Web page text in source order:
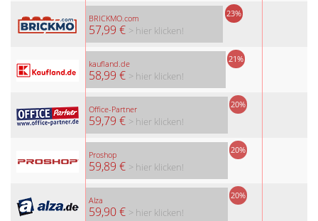
BRICKMO.com
57,99 €
23%
> hier klicken!
kaufland.de
58,99 €
21%
> hier klicken!
Office-Partner
59,79 €
20%
> hier klicken!
Proshop
59,89 €
20%
> hier klicken!
Alza
59,90 €
20%
> hier klicken!